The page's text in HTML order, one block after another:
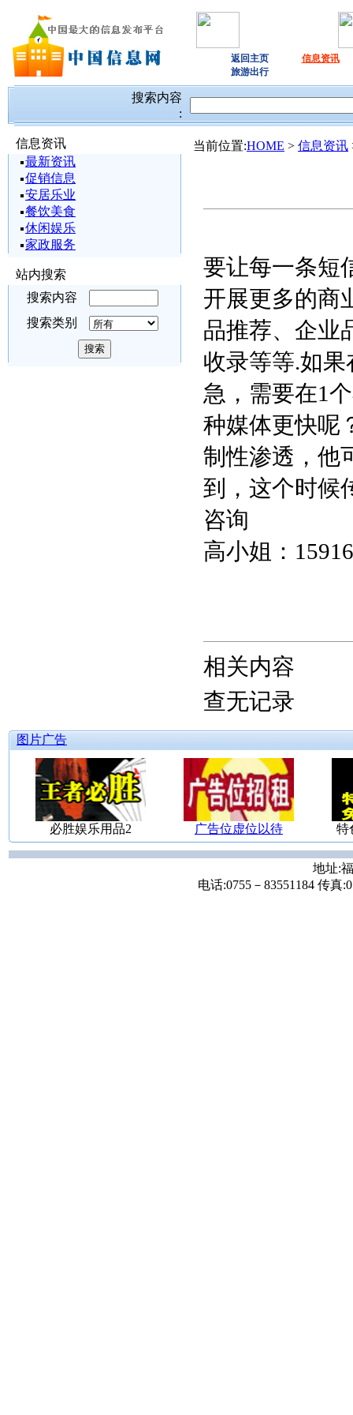
返回主页
信息资讯
旅游出行
搜索内容
:
信息资讯
最新资讯
促销信息
安居乐业
餐饮美食
休闲娱乐
家政服务
站内搜索
搜索内容
搜索类别
当前位置:HOME > 信息资讯
要让每一条短
开展更多的商
品推荐、企业
收录等等.如
急，需要在1
种媒体更快呢
制性渗透，他
到，这个时候
咨询
高小姐：
相关内容
查无记录
图片广告
必胜娱乐用品2 广告位虚位以待 特
地址:
电话:0755－83551184 传真